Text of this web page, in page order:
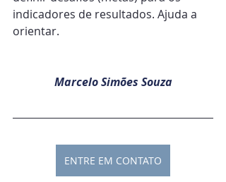
indicadores de resultados. Ajuda a
orientar.
Marcelo Simões Souza
ENTRE EM CONTATO